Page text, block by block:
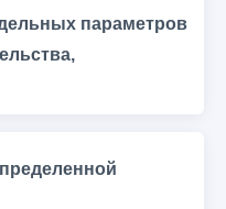
параметров